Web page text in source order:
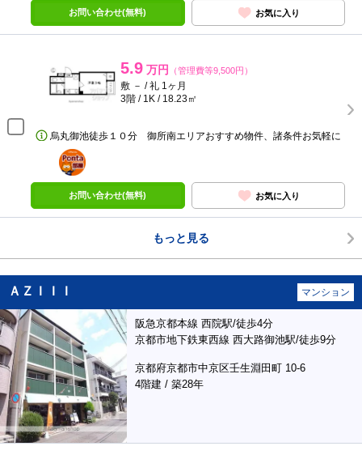
お問い合わせ(無料) お気に入り
5.9 万円 （管理費等9,500円）
敷 － / 礼 1ヶ月
3階 / 1K / 18.23㎡
烏丸御池徒歩１０分 御所南エリアおすすめ物件、諸条件お気軽に
ポンタ
部屋
お問い合わせ(無料) お気に入り
もっと見る
ＡＺＩＩＩ マンション
阪急京都本線 西院駅/徒歩4分
京都市地下鉄東西線 西大路御池駅/徒歩9分
京都府京都市中京区壬生淵田町 10-6
4階建 / 築28年